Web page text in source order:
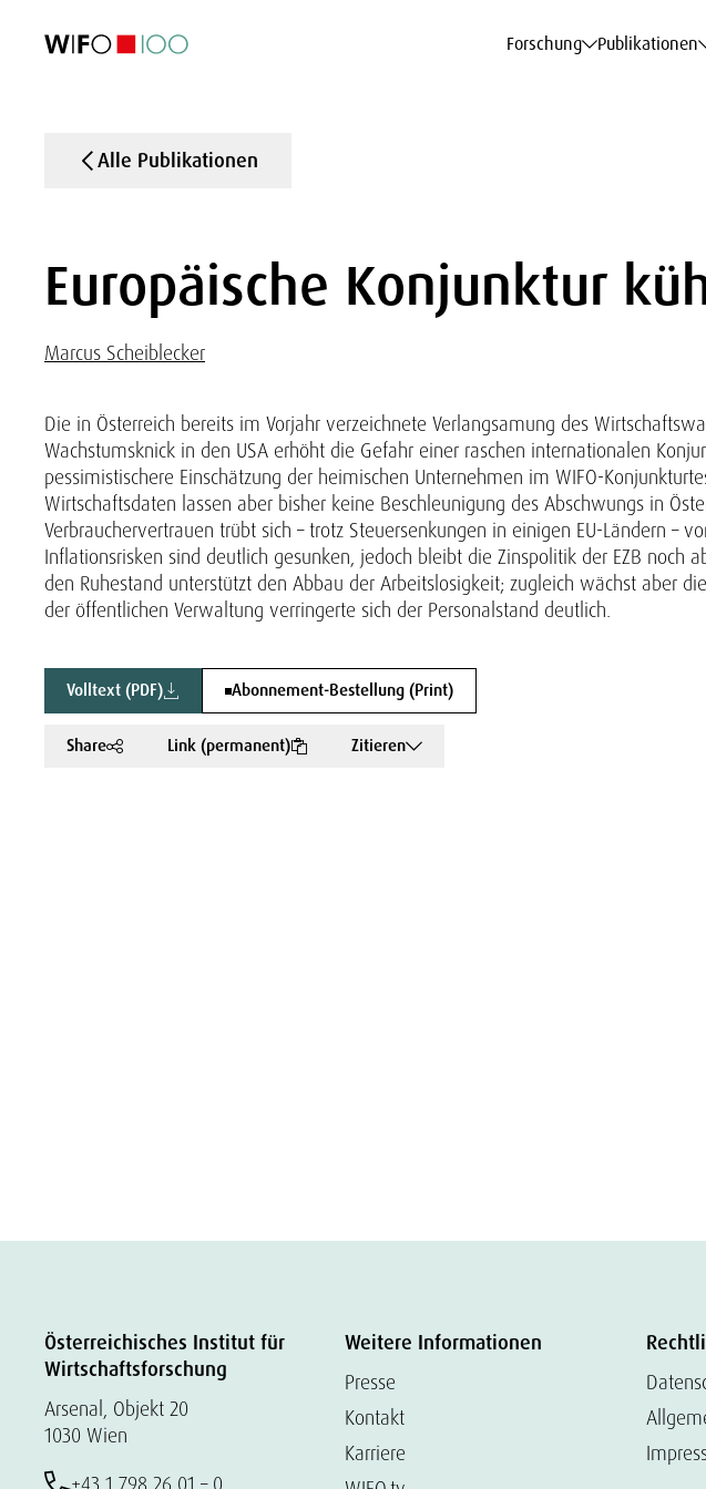
Forschung Publikationen
Alle Publikationen
Europäische Konjunktur
Marcus Scheiblecker
Die in Österreich bereits im Vorjahr verzeichnete Verlangsamung des
Wachstumsknick in den USA erhöht die Gefahr einer raschen internationalen
pessimistischere Einschätzung der heimischen Unternehmen im WIFO-
Wirtschaftsdaten lassen aber bisher keine Beschleunigung des Abschwungs in
Verbrauchervertrauen trübt sich – trotz Steuersenkungen in einigen EU-Ländern –
Inflationsrisken sind deutlich gesunken, jedoch bleibt die Zinspolitik der EZB noch
den Ruhestand unterstützt den Abbau der Arbeitslosigkeit; zugleich wächst aber
der öffentlichen Verwaltung verringerte sich der Personalstand deutlich.
Volltext (PDF) Abonnement-Bestellung (Print)
Share Link (permanent) Zitieren
Österreichisches Institut für
Wirtschaftsforschung
Arsenal, Objekt 20
1030 Wien
Weitere Informationen
Presse
Kontakt
Karriere